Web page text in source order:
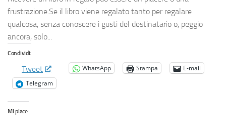
frustrazione.Se il libro viene regalato tanto per regalare
qualcosa, senza conoscere i gusti del destinatario o, peggio
ancora, solo...
Condividi:
Tweet WhatsApp Stampa
E-mail
Telegram
Mi piace: